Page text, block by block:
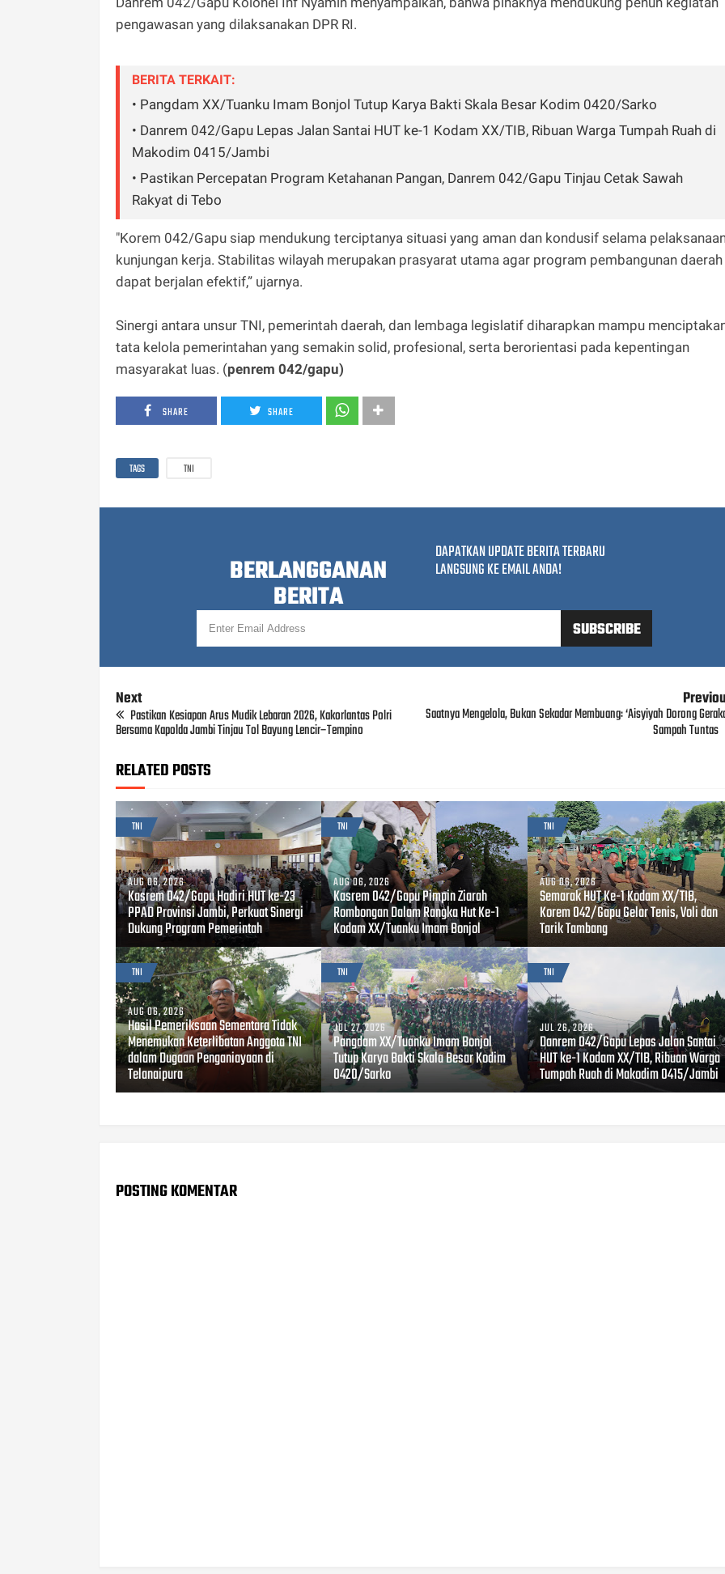
pengawasan yang dilaksanakan DPR RI.
BERITA TERKAIT:
• Pangdam XX/Tuanku Imam Bonjol Tutup Karya Bakti Skala Besar Kodim 0420/Sarko
• Danrem 042/Gapu Lepas Jalan Santai HUT ke-1 Kodam XX/TIB, Ribuan Warga Tumpah Ruah di
Makodim 0415/Jambi
• Pastikan Percepatan Program Ketahanan Pangan, Danrem 042/Gapu Tinjau Cetak Sawah
Rakyat di Tebo
"Korem 042/Gapu siap mendukung terciptanya situasi yang aman dan kondusif selama
kunjungan kerja. Stabilitas wilayah merupakan prasyarat utama agar program pembangunan daerah
dapat berjalan efektif,” ujarnya.
Sinergi antara unsur TNI, pemerintah daerah, dan lembaga legislatif diharapkan mampu
tata kelola pemerintahan yang semakin solid, profesional, serta berorientasi pada kepentingan
masyarakat luas. (penrem 042/gapu)
SHARE SHARE
TAGS TNI
BERLANGGANAN
BERITA
DAPATKAN UPDATE BERITA TERBARU
LANGSUNG KE EMAIL ANDA!
Next
Pastikan Kesiapan Arus Mudik Lebaran 2026, Kakorlantas Polri
Bersama Kapolda Jambi Tinjau Tol Bayung Lencir–Tempino
Saatnya Mengelola, Bukan Sekadar Membuang: ‘Aisyiyah Dorong
Sampah Tuntas
RELATED POSTS
TNI
AUG 06, 2026
Kasrem 042/Gapu Hadiri HUT ke-23
PPAD Provinsi Jambi, Perkuat Sinergi
Dukung Program Pemerintah
TNI
AUG 06, 2026
Kasrem 042/Gapu Pimpin Ziarah
Rombongan Dalam Rangka Hut Ke-1
Kodam XX/Tuanku Imam Bonjol
TNI
AUG 06, 2026
Semarak HUT Ke-1 Kodam XX/TIB,
Korem 042/Gapu Gelar Tenis, Voli dan
Tarik Tambang
TNI
AUG 06, 2026
Hasil Pemeriksaan Sementara Tidak
Menemukan Keterlibatan Anggota TNI
dalam Dugaan Penganiayaan di
Telanaipura
TNI
JUL 27, 2026
Pangdam XX/Tuanku Imam Bonjol
Tutup Karya Bakti Skala Besar Kodim
0420/Sarko
TNI
JUL 26, 2026
Danrem 042/Gapu Lepas Jalan Santai
HUT ke-1 Kodam XX/TIB, Ribuan Warga
Tumpah Ruah di Makodim 0415/Jambi
POSTING KOMENTAR